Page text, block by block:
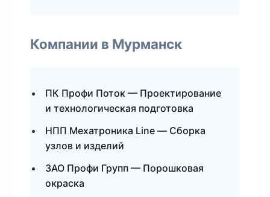
Компании в Мурманск
ПК Профи Поток — Проектирование
и технологическая подготовка
НПП Мехатроника Line — Сборка
узлов и изделий
ЗАО Профи Групп — Порошковая
окраска